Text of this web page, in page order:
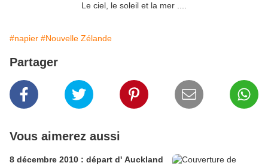
Le ciel, le soleil et la mer ....
#napier #Nouvelle Zélande
Partager
Vous aimerez aussi
8 décembre 2010 : départ d' Auckland